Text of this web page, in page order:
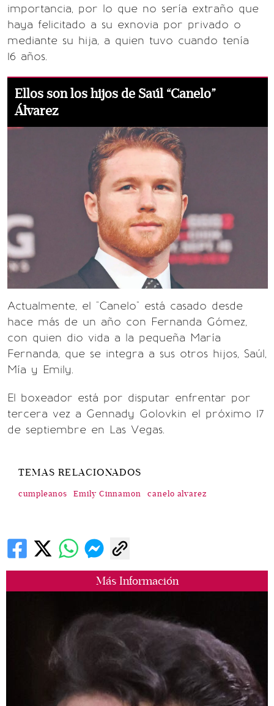
Más Información
importancia, por lo que no sería extraño que
haya felicitado a su exnovia por privado o
mediante su hija, a quien tuvo cuando tenía
16 años.
Ellos son los hijos de Saúl “Canelo”
Álvarez
Actualmente, el "Canelo" está casado desde
hace más de un año con Fernanda Gómez,
con quien dio vida a la pequeña María
Fernanda, que se integra a sus otros hijos, Saúl,
Mía y Emily.
El boxeador está por disputar enfrentar por
tercera vez a Gennady Golovkin el próximo 17
de septiembre en Las Vegas.
TEMAS RELACIONADOS
cumpleanos Emily Cinnamon canelo alvarez